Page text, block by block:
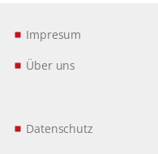
Impresum
Über uns
Datenschutz